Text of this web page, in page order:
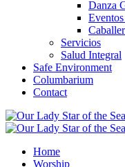
Danza
Servicios
Salud Integral
Safe Environment
Columbarium
Contact
Home
Worship